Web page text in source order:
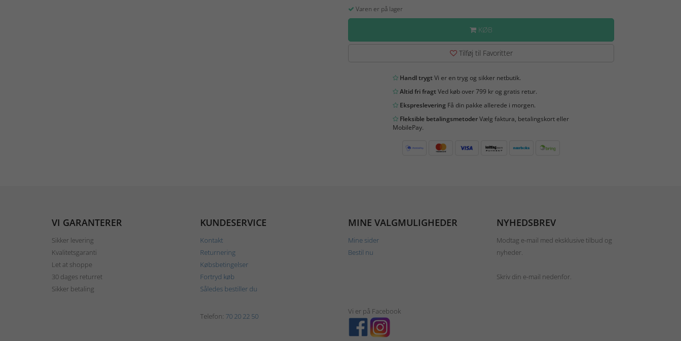
Varen er på lager
KØB
Tilføj til Favoritter
Handl trygtVi er en tryg og sikker netbutik.
Altid fri fragtVed køb over 799 kr og gratis retur.
EkspresleveringFå din pakke allerede i morgen.
Fleksible betalingsmetoderVælg faktura, betalingskort eller
MobilePay.
VI GARANTERER
Sikker levering
Kvalitetsgaranti
Let at shoppe
30 dages returret
Sikker betaling
KUNDESERVICE
Kontakt
Returnering
Købsbetingelser
Fortryd køb
Således bestiller du
MINE VALGMULIGHEDER
Mine sider
Bestil nu
NYHEDSBREV
Modtag e-mail med eksklusive tilbud og
nyheder.
Skriv din e-mail nedenfor.
Telefon: 70 20 22 50
Vi er på Facebook